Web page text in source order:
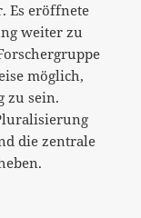
Es eröffnete
weiter zu
möglich,
zu sein.
die zentrale